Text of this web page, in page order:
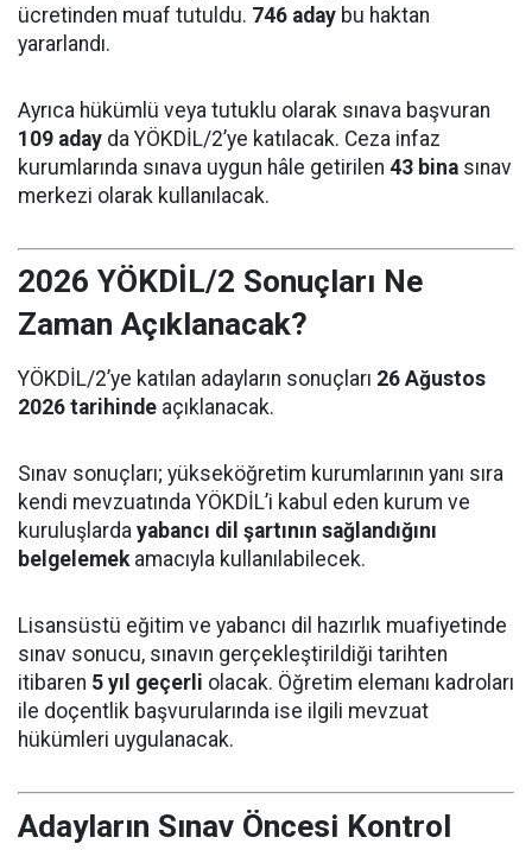
ücretinden muaf tutuldu. 746 aday bu haktan
yararlandı.
Ayrıca hükümlü veya tutuklu olarak sınava başvuran
109 aday da YÖKDİL/2’ye katılacak. Ceza infaz
kurumlarında sınava uygun hâle getirilen 43 bina sınav
merkezi olarak kullanılacak.
2026 YÖKDİL/2 Sonuçları Ne
Zaman Açıklanacak?
YÖKDİL/2’ye katılan adayların sonuçları 26 Ağustos
2026 tarihinde açıklanacak.
Sınav sonuçları; yükseköğretim kurumlarının yanı sıra
kendi mevzuatında YÖKDİL’i kabul eden kurum ve
kuruluşlarda yabancı dil şartının sağlandığını
belgelemekamacıyla kullanılabilecek.
Lisansüstü eğitim ve yabancı dil hazırlık muafiyetinde
sınav sonucu, sınavın gerçekleştirildiği tarihten
itibaren 5 yıl geçerli olacak. Öğretim elemanı kadroları
ile doçentlik başvurularında ise ilgili mevzuat
hükümleri uygulanacak.
Adayların Sınav Öncesi Kontrol